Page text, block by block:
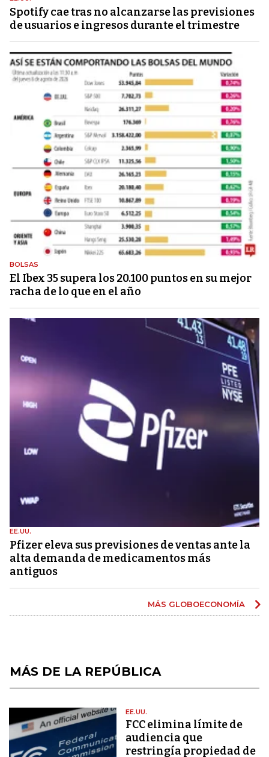
Spotify cae tras no alcanzarse las previsiones
de usuarios e ingresos durante el trimestre
BOLSAS
El Ibex 35 supera los 20.100 puntos en su mejor
racha de lo que en el año
EE.UU.
Pfizer eleva sus previsiones de ventas ante la
alta demanda de medicamentos más
antiguos
MÁS GLOBOECONOMÍA
MÁS DE LA REPÚBLICA
EE.UU.
FCC elimina límite de
audiencia que
restringía propiedad de